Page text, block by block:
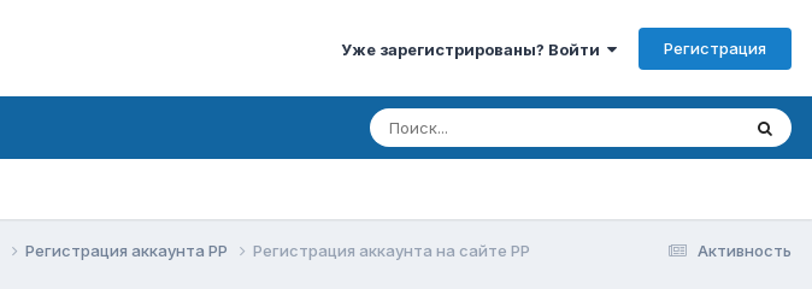
Уже зарегистрированы? Войти Регистрация
Активность
Регистрация аккаунта РР Регистрация аккаунта на сайте РР